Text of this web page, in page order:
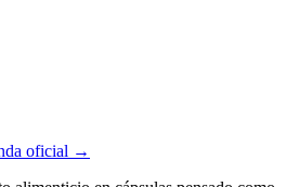
oficial →